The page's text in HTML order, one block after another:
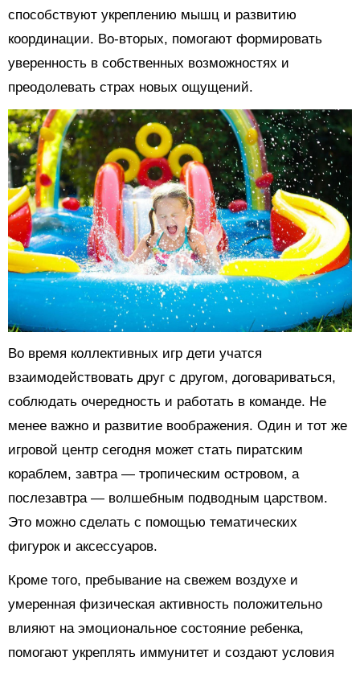
способствуют укреплению мышц и развитию
координации. Во-вторых, помогают формировать
уверенность в собственных возможностях и
преодолевать страх новых ощущений.
Во время коллективных игр дети учатся
взаимодействовать друг с другом, договариваться,
соблюдать очередность и работать в команде. Не
менее важно и развитие воображения. Один и тот же
игровой центр сегодня может стать пиратским
кораблем, завтра — тропическим островом, а
послезавтра — волшебным подводным царством.
Это можно сделать с помощью тематических
фигурок и аксессуаров.
Кроме того, пребывание на свежем воздухе и
умеренная физическая активность положительно
влияют на эмоциональное состояние ребенка,
помогают укреплять иммунитет и создают условия